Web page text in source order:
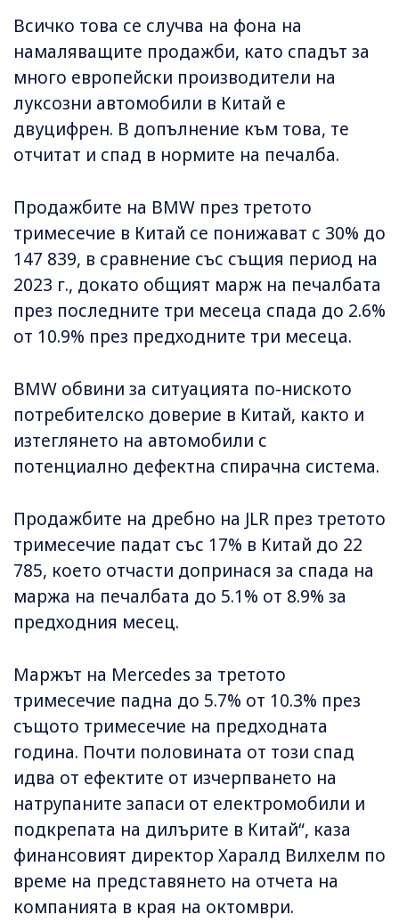
Всичко това се случва на фона на
намаляващите продажби, като спадът за
много европейски производители на
луксозни автомобили в Китай е
двуцифрен. В допълнение към това, те
отчитат и спад в нормите на печалба.
Продажбите на BMW през третото
тримесечие в Китай се понижават с 30% до
147 839, в сравнение със същия период на
2023 г., докато общият марж на печалбата
през последните три месеца спада до 2.6%
от 10.9% през предходните три месеца.
BMW обвини за ситуацията по-ниското
потребителско доверие в Китай, както и
изтеглянето на автомобили с
потенциално дефектна спирачна система.
Продажбите на дребно на JLR през третото
тримесечие падат със 17% в Китай до 22
785, което отчасти допринася за спада на
маржа на печалбата до 5.1% от 8.9% за
предходния месец.
Маржът на Mercedes за третото
тримесечие падна до 5.7% от 10.3% през
същото тримесечие на предходната
година. Почти половината от този спад
идва от ефектите от изчерпването на
натрупаните запаси от електромобили и
подкрепата на дилърите в Китай“, каза
финансовият директор Харалд Вилхелм по
време на представянето на отчета на
компанията в края на октомври.